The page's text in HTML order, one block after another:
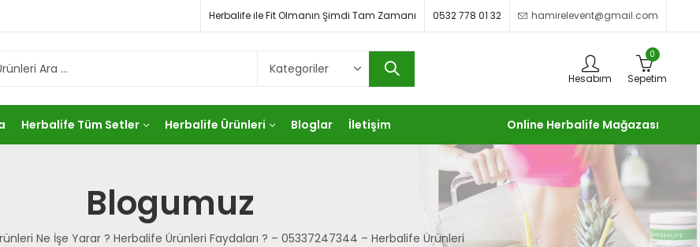
Herbalife ile Fit Olmanın Şimdi Tam Zamanı 0532 778 01 32 hamirelevent@gmail.com
Hesabım
0
Sepetim
Herbalife Tüm Setler Herbalife Ürünleri Bloglar İletişim Online Herbalife Mağazası
Blogumuz
Ne İşe Yarar ? Herbalife Ürünleri Faydaları ? – 05337247344 – Herbalife Ürünleri